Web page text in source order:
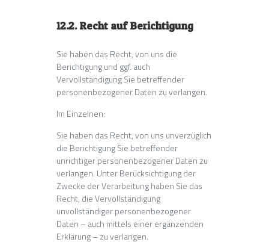
12.2. Recht auf Berichtigung
Sie haben das Recht, von uns die
Berichtigung und ggf. auch
Vervollständigung Sie betreffender
personenbezogener Daten zu verlangen.
Im Einzelnen:
Sie haben das Recht, von uns unverzüglich
die Berichtigung Sie betreffender
unrichtiger personenbezogener Daten zu
verlangen. Unter Berücksichtigung der
Zwecke der Verarbeitung haben Sie das
Recht, die Vervollständigung
unvollständiger personenbezogener
Daten – auch mittels einer ergänzenden
Erklärung – zu verlangen.